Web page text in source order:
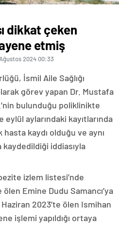
dikkat çeken
etmiş
2024 00:33
İsmil Aile Sağlığı
görev yapan Dr. Mustafa
bulunduğu poliklinikte
eylül aylarındaki kayıtlarında
hasta kaydı olduğu ve aynı
iddiasıyla
izlem listesi’nde
Emine Dudu Samancı’ya
2023’te ölen Ismihan
işlemi yapıldığı ortaya